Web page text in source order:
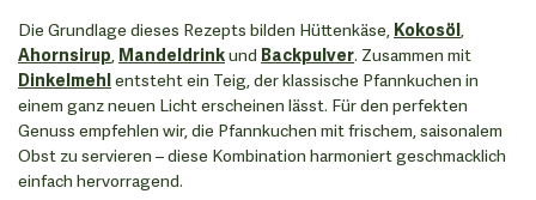
Die Grundlage dieses Rezepts bilden Hüttenkäse, Kokosöl,
Ahornsirup, Mandeldrinkund Backpulver. Zusammen mit
Dinkelmehlentsteht ein Teig, der klassische Pfannkuchen in
einem ganz neuen Licht erscheinen lässt. Für den perfekten
Genuss empfehlen wir, die Pfannkuchen mit frischem, saisonalem
Obst zu servieren – diese Kombination harmoniert geschmacklich
einfach hervorragend.